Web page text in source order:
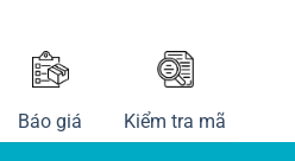
Báo giá Kiểm tra mã